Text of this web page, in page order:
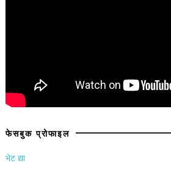
फेसबुक प्रोफाइल
भेट द्या